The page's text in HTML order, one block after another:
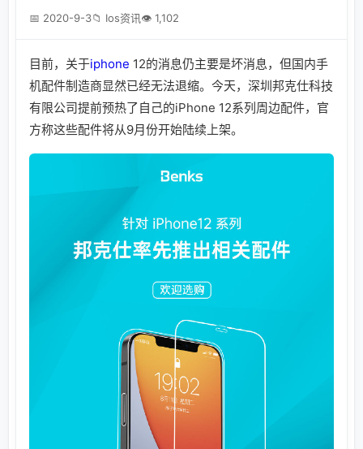
📅 2020-9-3📁 Ios资讯👁 1,102
目前，关于iphone 12的消息仍主要是坏消息，但国内手
机配件制造商显然已经无法退缩。今天，深圳邦克仕科技
有限公司提前预热了自己的iPhone 12系列周边配件，官
方称这些配件将从9月份开始陆续上架。